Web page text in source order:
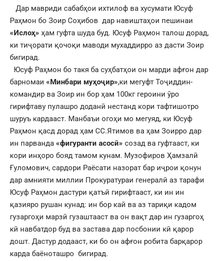
Дар мавриди сабабҳои ихтилоф ва хусумати Юсуф
Раҳмон бо Зоир Соҳибов дар навиштаҳои пешинаи
«Ислоҳ» ҳам гуфта шуда буд. Юсуф Раҳмон талош дорад,
ки тиҷорати қочоқи маводи мухаддирро аз дасти Зоир
бигирад.
Юсуф Раҳмон бо такя ба суҳбатҳои он марди афғон дар
барномаи «Минбари муҳоҷир»,ки мегуфт Тоҷиддин-
командир ва Зоир ин бор ҳам 100кг героини ӯро
гирифтаву пулашро доданӣ нестанд кори тафтишотро
шуруъ кардааст. Манбаъи огоҳи мо мегуяд, ки Юсуф
Раҳмон қасд дорад ҳам СС.Ятимов ва ҳам Зоирро дар
ин парванда «фигуранти асосӣ» созад ва гуфтааст, ки
кори инҳоро бояд тамом кунам. Музофиров Ҳамзалӣ
Ғуломович, сардори Раёсати назорат бар иҷрои қонун
дар амнияти миллии Прокуратураи генералӣ аз тарафи
Юсуф Раҳмон дастури қатъӣ гирифтааст, ки ин ин
қазияро рушан кунад: ин бор кай ва аз тариқи кадом
гузаргоҳи марзӣ гузаштааст ва он вақт дар ин гузаргоҳ
кӣ навбатдор буд ва застава дар посбонии кӣ қарор
дошт. Дастур додааст, ки бо он афғон робита барқарор
карда баёноташро бигирад.